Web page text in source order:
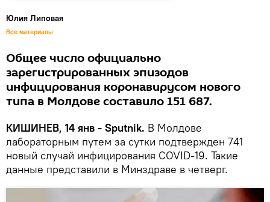
Юлия Липовая
Все материалы
Общее число официально
зарегистрированных эпизодов
инфицирования коронавирусом нового
типа в Молдове составило 151 687.
КИШИНЕВ, 14 янв - Sputnik. В Молдове
лабораторным путем за сутки подтвержден 741
новый случай инфицирования COVID-19. Такие
данные представили в Минздраве в четверг.